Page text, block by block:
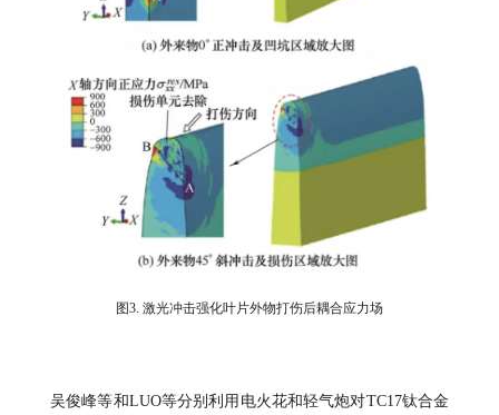
图3. 激光冲击强化叶片外物打伤后耦合应力场
吴俊峰等和LUO等分别利用电火花和轻气炮对TC17钛合金